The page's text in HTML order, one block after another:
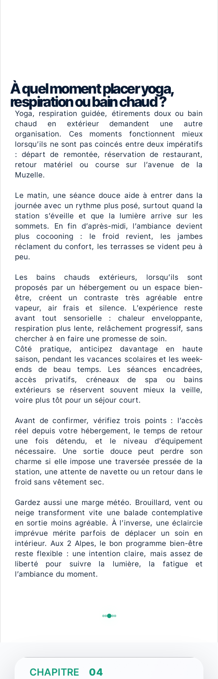
À quel moment placer yoga,
respiration ou bain chaud ?
Yoga, respiration guidée, étirements doux ou bain
chaud en extérieur demandent une autre
organisation. Ces moments fonctionnent mieux
lorsqu’ils ne sont pas coincés entre deux impératifs
: départ de remontée, réservation de restaurant,
retour matériel ou course sur l’avenue de la
Muzelle.
Le matin, une séance douce aide à entrer dans la
journée avec un rythme plus posé, surtout quand la
station s’éveille et que la lumière arrive sur les
sommets. En fin d’après-midi, l’ambiance devient
plus cocooning : le froid revient, les jambes
réclament du confort, les terrasses se vident peu à
peu.
Les bains chauds extérieurs, lorsqu’ils sont
proposés par un hébergement ou un espace bien-
être, créent un contraste très agréable entre
vapeur, air frais et silence. L’expérience reste
avant tout sensorielle : chaleur enveloppante,
respiration plus lente, relâchement progressif, sans
chercher à en faire une promesse de soin.
Côté pratique, anticipez davantage en haute
saison, pendant les vacances scolaires et les week-
ends de beau temps. Les séances encadrées,
accès privatifs, créneaux de spa ou bains
extérieurs se réservent souvent mieux la veille,
voire plus tôt pour un séjour court.
Avant de confirmer, vérifiez trois points : l’accès
réel depuis votre hébergement, le temps de retour
une fois détendu, et le niveau d’équipement
nécessaire. Une sortie douce peut perdre son
charme si elle impose une traversée pressée de la
station, une attente de navette ou un retour dans le
froid sans vêtement sec.
Gardez aussi une marge météo. Brouillard, vent ou
neige transforment vite une balade contemplative
en sortie moins agréable. À l’inverse, une éclaircie
imprévue mérite parfois de déplacer un soin en
intérieur. Aux 2 Alpes, le bon programme bien-être
reste flexible : une intention claire, mais assez de
liberté pour suivre la lumière, la fatigue et
l’ambiance du moment.
CHAPITRE 04